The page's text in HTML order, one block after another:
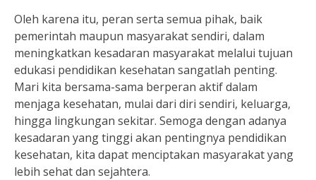
Oleh karena itu, peran serta semua pihak, baik
pemerintah maupun masyarakat sendiri, dalam
meningkatkan kesadaran masyarakat melalui tujuan
edukasi pendidikan kesehatan sangatlah penting.
Mari kita bersama-sama berperan aktif dalam
menjaga kesehatan, mulai dari diri sendiri, keluarga,
hingga lingkungan sekitar. Semoga dengan adanya
kesadaran yang tinggi akan pentingnya pendidikan
kesehatan, kita dapat menciptakan masyarakat yang
lebih sehat dan sejahtera.